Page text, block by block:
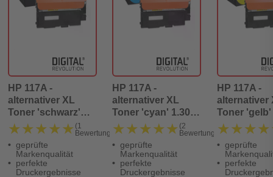
HP 117A -
alternativer XL
Toner 'schwarz'
1.500 Seiten -
Digital Revolution
★★★★★
★★★★★ (1
Bewertung)
geprüfte
Markenqualität
perfekte
Druckergebnisse
HP 117A -
alternativer XL
Toner 'cyan' 1.300
Seiten - Digital
Revolution
★★★★★
★★★★★ (2
Bewertungen)
geprüfte
Markenqualität
perfekte
Druckergebnisse
HP 117A -
alternativer
Toner 'gelb'
Seiten -
Revolution
geprüfte
perfekte